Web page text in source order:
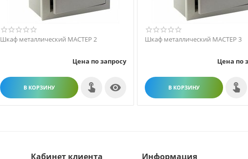
Шкаф металлический МАСТЕР 2
Цена по запросу
В КОРЗИНУ 
Шкаф металлический МАСТЕР 3
Цена по
В КОРЗИНУ
Кабинет клиента Информация